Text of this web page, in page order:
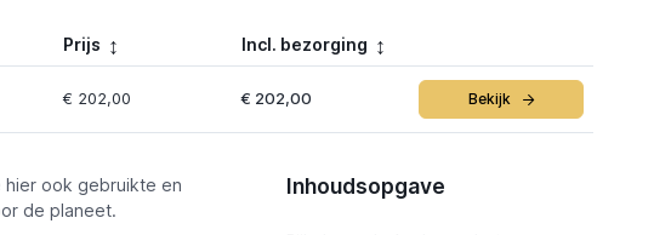
Prijs Incl. bezorging
€ 202,00 € 202,00 Bekijk
Inhoudsopgave
ook gebruikte en
de planeet.